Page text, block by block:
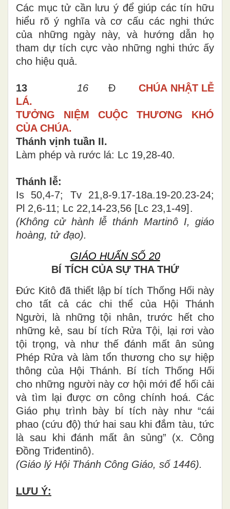
Các mục tử cần lưu ý để giúp các tín hữu
hiểu rõ ý nghĩa và cơ cấu các nghi thức
của những ngày này, và hướng dẫn họ
tham dự tích cực vào những nghi thức ấy
cho hiệu quả.
13 16 Đ
CHÚA NHẬT LỄ
LÁ.
TƯỞNG NIỆM CUỘC THƯƠNG KHÓ
CỦA CHÚA.
Thánh vịnh tuần II.
Làm phép và rước lá: Lc 19,28-40.
Thánh lễ:
Is 50,4-7; Tv 21,8-9.17-18a.19-20.23-24;
Pl 2,6-11; Lc 22,14-23,56 [Lc 23,1-49].
(Không cử hành lễ thánh Martinô I, giáo
hoàng, tử đạo).
GIÁO HUẤN SỐ 20
BÍ TÍCH CỦA SỰ THA THỨ
Đức Kitô đã thiết lập bí tích Thống Hối này
cho tất cả các chi thể của Hội Thánh
Người, là những tội nhân, trước hết cho
những kẻ, sau bí tích Rửa Tội, lại rơi vào
tội trọng, và như thế đánh mất ân sủng
Phép Rửa và làm tổn thương cho sự hiệp
thông của Hội Thánh. Bí tích Thống Hối
cho những người này cơ hội mới để hối cải
và tìm lại được ơn công chính hoá. Các
Giáo phụ trình bày bí tích này như “cái
phao (cứu độ) thứ hai sau khi đắm tàu, tức
là sau khi đánh mất ân sủng” (x. Công
Đồng Triđentinô).
(Giáo lý Hội Thánh Công Giáo, số 1446).
LƯU Ý: